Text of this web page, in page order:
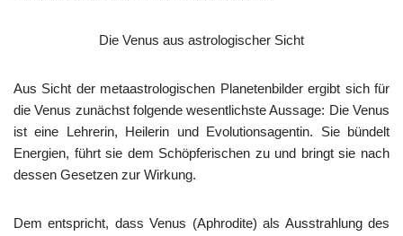
Die Venus aus astrologischer Sicht
Aus Sicht der metaastrologischen Planetenbilder ergibt sich für
die Venus zunächst folgende wesentlichste Aussage: Die Venus
ist eine Lehrerin, Heilerin und Evolutionsagentin. Sie bündelt
Energien, führt sie dem Schöpferischen zu und bringt sie nach
dessen Gesetzen zur Wirkung.
Dem entspricht, dass Venus (Aphrodite) als Ausstrahlung des